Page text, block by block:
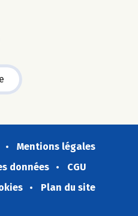
Mentions légales
données
CGU
Plan du site